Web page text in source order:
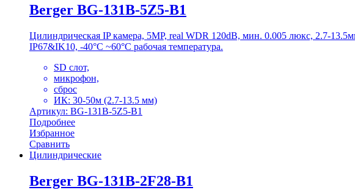
Berger BG-131B-5Z5-B1
Цилиндрическая IP камера, 5MP, real WDR 120dB, мин. 0.005 люкс, 2.7-
IP67&IK10, -40°C ~60°C рабочая температура.
SD слот,
микрофон,
сброс
ИК: 30-50м (2.7-13.5 мм)
Артикул: BG-131B-5Z5-B1
Подробнее
Избранное
Сравнить
Цилиндрические
Berger BG-131B-2F28-B1